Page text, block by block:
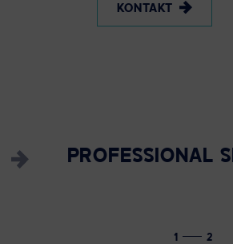
KONTAKT
PROFESSIONAL
1 2